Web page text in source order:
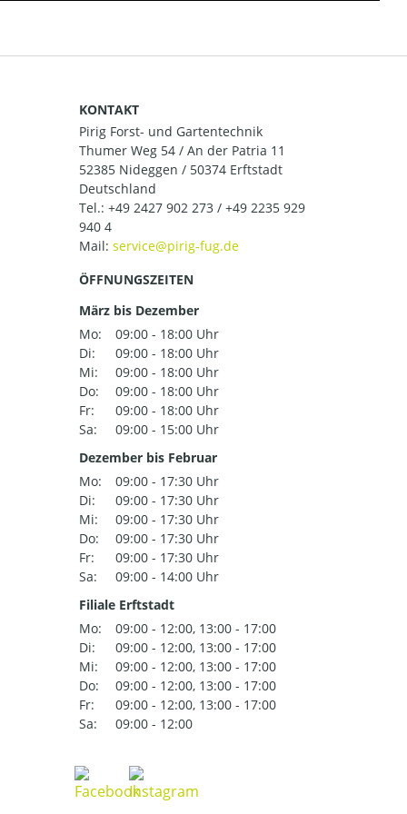
KONTAKT
Pirig Forst- und Gartentechnik
Thumer Weg 54 / An der Patria 11
52385 Nideggen / 50374 Erftstadt
Deutschland
Tel.: +49 2427 902 273 / +49 2235 929
940 4
Mail:
ÖFFNUNGSZEITEN
März bis Dezember
Mo:
09:00 - 18:00 Uhr
Di:
09:00 - 18:00 Uhr
Mi:
09:00 - 18:00 Uhr
Do:
09:00 - 18:00 Uhr
Fr:
09:00 - 18:00 Uhr
Sa:
09:00 - 15:00 Uhr
Dezember bis Februar
Mo:
09:00 - 17:30 Uhr
Di:
09:00 - 17:30 Uhr
Mi:
09:00 - 17:30 Uhr
Do:
09:00 - 17:30 Uhr
Fr:
09:00 - 17:30 Uhr
Sa:
09:00 - 14:00 Uhr
Filiale Erftstadt
Mo:
09:00 - 12:00, 13:00 - 17:00
Di:
09:00 - 12:00, 13:00 - 17:00
Mi:
09:00 - 12:00, 13:00 - 17:00
Do:
09:00 - 12:00, 13:00 - 17:00
Fr:
09:00 - 12:00, 13:00 - 17:00
Sa:
09:00 - 12:00